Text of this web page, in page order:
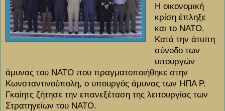
Η οικονομική
κρίση έπληξε
και το ΝΑΤΟ.
Κατά την άτυπη
σύνοδο των
υπουργών
άμυνας του ΝΑΤΟ που πραγματοποιήθηκε στην
Κωνσταντινούπολη, ο υπουργός άμυνας των ΗΠΑ Ρ.
Γκαίητς ζήτησε την επανεξέταση της λειτουργίας των
Στρατηγείων του ΝΑΤΟ.